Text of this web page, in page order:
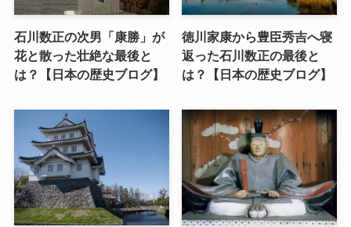
石川数正の次男「康勝」が
花と散った壮絶な最後と
は？【日本の歴史ブログ】
徳川家康から豊臣秀吉へ寝
返った石川数正の最後と
は？【日本の歴史ブログ】